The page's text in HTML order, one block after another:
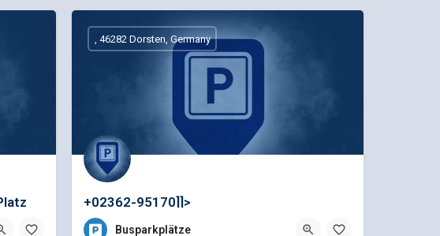
+02362-95170]]>
, 46282 Dorsten, Germany
Busparkplätze